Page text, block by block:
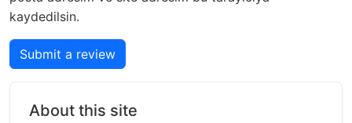
kaydedilsin.
Submit a review
About this site